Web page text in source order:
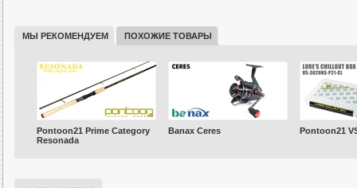
МЫ РЕКОМЕНДУЕМ ПОХОЖИЕ ТОВАРЫ
Pontoon21 Prime Category
Resonada
Banax Ceres Pontoon21